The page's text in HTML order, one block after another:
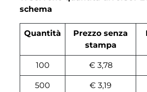
schema
Quantità
Prezzo senza
stampa
100 € 3,78
500 € 3,19